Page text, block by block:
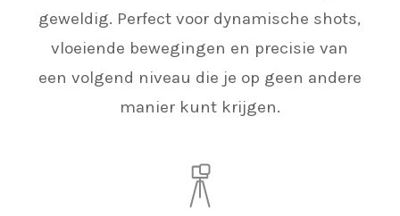
geweldig. Perfect voor dynamische shots,
vloeiende bewegingen en precisie van
een volgend niveau die je op geen andere
manier kunt krijgen.